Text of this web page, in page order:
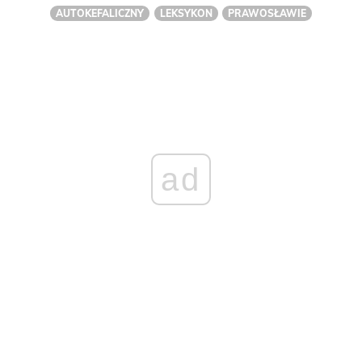
AUTOKEFALICZNY LEKSYKON PRAWOSŁAWIE
ad